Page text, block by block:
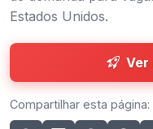
Estados Unidos.
Ver
Compartilhar esta página: